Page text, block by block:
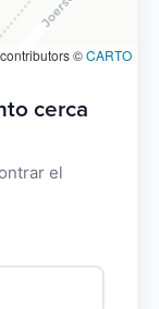
contributors ©CARTO
cerca
el